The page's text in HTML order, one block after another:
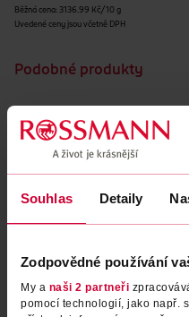
Souhlas Detaily
Zodpovědné používání
My a naši 2 partneři
pomocí technologií, jako např.
Běžná cena: 3136.99 Kč/10 g
Uvedené ceny jsou včetně DPH
Podobné produkty
Tužka na oči Tattoo Liner 910